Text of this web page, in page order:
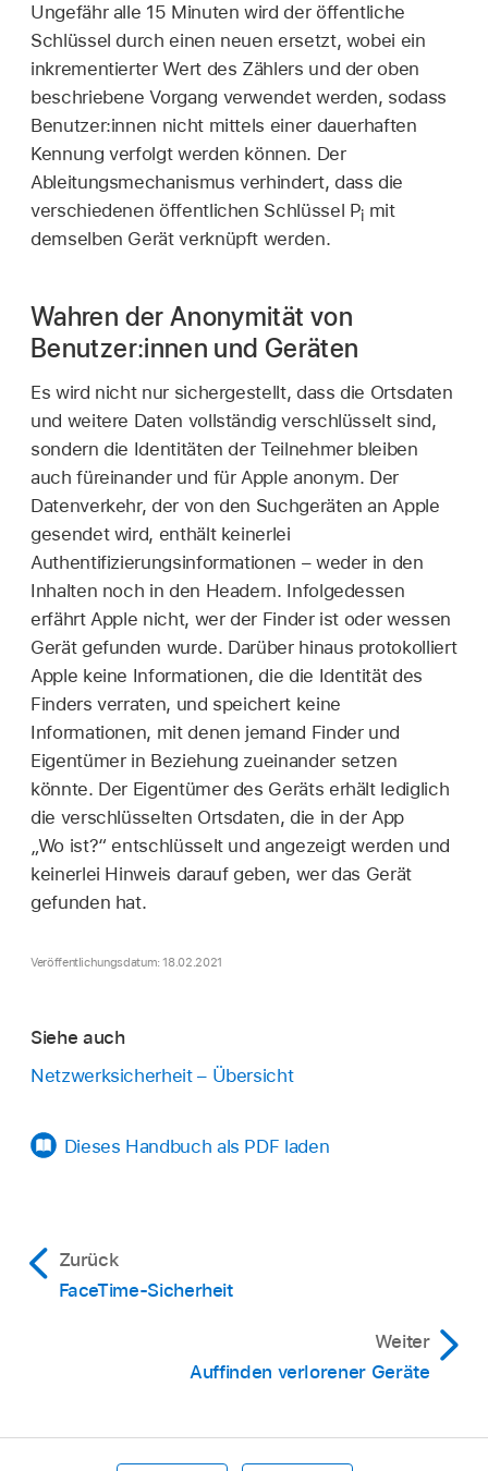
Ungefähr alle 15 Minuten wird der öffentliche
Schlüssel durch einen neuen ersetzt, wobei ein
inkrementierter Wert des Zählers und der oben
beschriebene Vorgang verwendet werden, sodass
Benutzer:innen nicht mittels einer dauerhaften
Kennung verfolgt werden können. Der
Ableitungsmechanismus verhindert, dass die
verschiedenen öffentlichen Schlüssel Pi mit
demselben Gerät verknüpft werden.
Wahren der Anonymität von
Benutzer:innen und Geräten
Es wird nicht nur sichergestellt, dass die Ortsdaten
und weitere Daten vollständig verschlüsselt sind,
sondern die Identitäten der Teilnehmer bleiben
auch füreinander und für Apple anonym. Der
Datenverkehr, der von den Suchgeräten an Apple
gesendet wird, enthält keinerlei
Authentifizierungsinformationen – weder in den
Inhalten noch in den Headern. Infolgedessen
erfährt Apple nicht, wer der Finder ist oder wessen
Gerät gefunden wurde. Darüber hinaus protokolliert
Apple keine Informationen, die die Identität des
Finders verraten, und speichert keine
Informationen, mit denen jemand Finder und
Eigentümer in Beziehung zueinander setzen
könnte. Der Eigentümer des Geräts erhält lediglich
die verschlüsselten Ortsdaten, die in der App
Wo ist?“ entschlüsselt und angezeigt werden und
keinerlei Hinweis darauf geben, wer das Gerät
gefunden hat.
Veröffentlichungsdatum: 18.02.2021
Siehe auch
Netzwerksicherheit – Übersicht
Dieses Handbuch als PDF laden
Zurück
FaceTime-Sicherheit
Weiter
Auffinden verlorener Geräte